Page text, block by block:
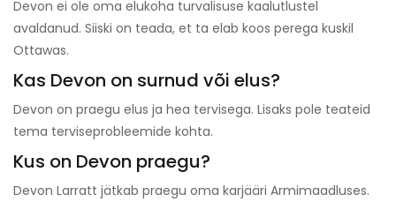
Devon ei ole oma elukoha turvalisuse kaalutlustel
avaldanud. Siiski on teada, et ta elab koos perega kuskil
Ottawas.
Kas Devon on surnud või elus?
Devon on praegu elus ja hea tervisega. Lisaks pole teateid
tema terviseprobleemide kohta.
Kus on Devon praegu?
Devon Larratt jätkab praegu oma karjääri Armimaadluses.